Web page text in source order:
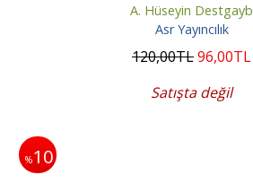
A. Hüseyin Destgayb
Asr Yayıncılık
120,00TL96,00TL
Satışta değil
%10